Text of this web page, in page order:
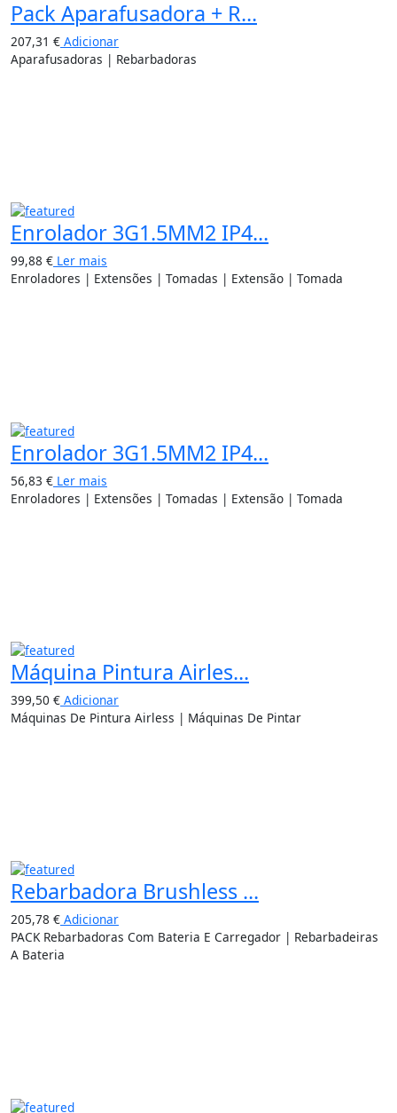
Pack Aparafusadora + R...
207,31 € Adicionar
Aparafusadoras | Rebarbadoras
Enrolador 3G1.5MM2 IP4...
99,88 € Ler mais
Enroladores | Extensões | Tomadas | Extensão | Tomada
Enrolador 3G1.5MM2 IP4...
56,83 € Ler mais
Enroladores | Extensões | Tomadas | Extensão | Tomada
Máquina Pintura Airles...
399,50 € Adicionar
Máquinas De Pintura Airless | Máquinas De Pintar
Rebarbadora Brushless ...
205,78 € Adicionar
PACK Rebarbadoras Com Bateria E Carregador | Rebarbadeiras
A Bateria